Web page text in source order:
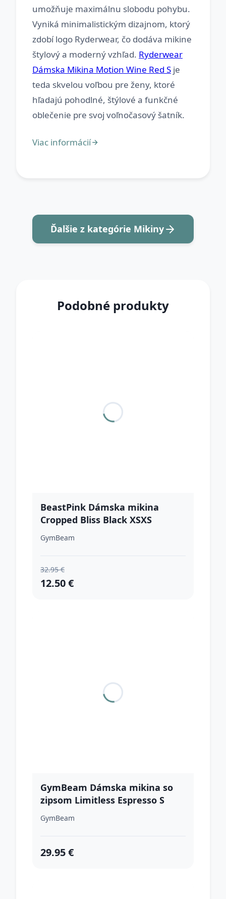
umožňuje maximálnu slobodu pohybu.
Vyniká minimalistickým dizajnom, ktorý
zdobí logo Ryderwear, čo dodáva mikine
štylový a moderný vzhľad. Ryderwear
Dámska Mikina Motion Wine Red S je
teda skvelou voľbou pre ženy, ktoré
hľadajú pohodlné, štýlové a funkčné
Ďalšie z kategórie Mikiny
Podobné produkty
BeastPink Dámska mikina
Cropped Bliss Black XSXS
GymBeam
32.95 €
12.50 €
GymBeam Dámska mikina so
zipsom Limitless Espresso S
GymBeam
29.95 €